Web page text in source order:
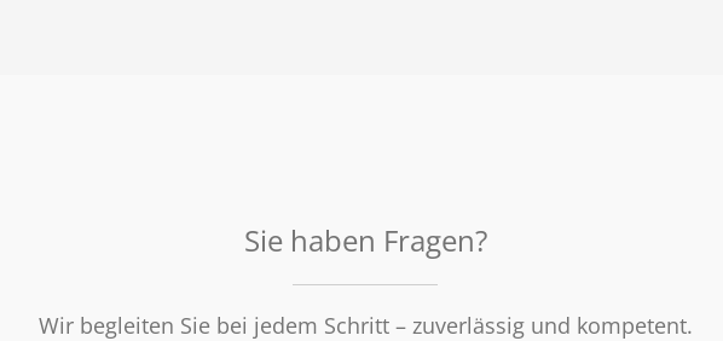
Sie haben Fragen?
Wir begleiten Sie bei jedem Schritt – zuverlässig und kompetent.